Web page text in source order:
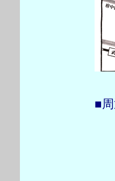
■